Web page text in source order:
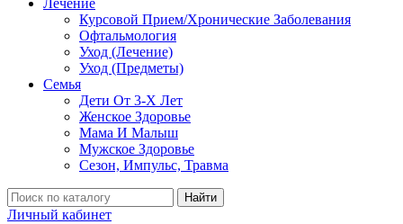
Лечение
Курсовой Прием/Хронические Заболевания
Офтальмология
Уход (Лечение)
Уход (Предметы)
Семья
Дети От 3-Х Лет
Женское Здоровье
Мама И Малыш
Мужское Здоровье
Сезон, Импульс, Травма
Найти
Личный кабинет